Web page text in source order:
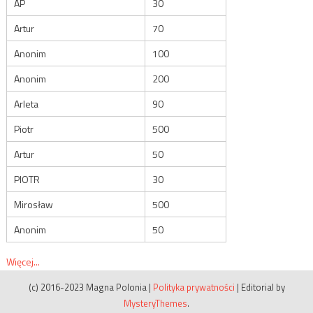
AP
30
Artur
70
Anonim
100
Anonim
200
Arleta
90
Piotr
500
Artur
50
PIOTR
30
Mirosław
500
Anonim
50
Więcej...
(c) 2016-2023 Magna Polonia | Polityka prywatności | Editorial by
MysteryThemes.